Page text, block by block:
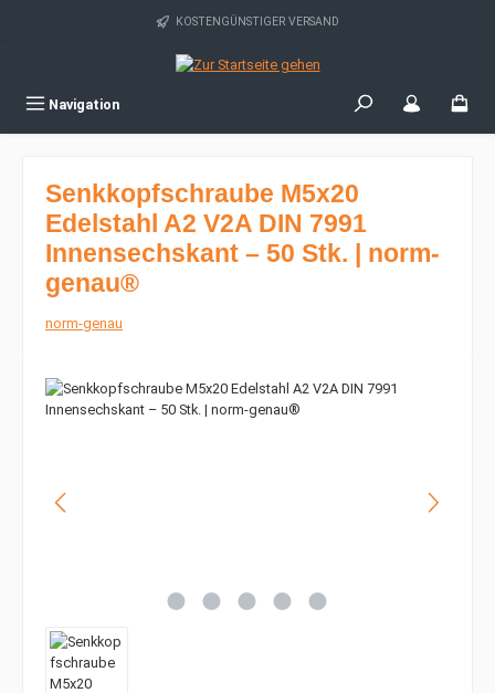
Zum Hauptinhalt springen KOSTENGÜNSTIGER VERSAND
Navigation
Senkkopfschraube M5x20
Edelstahl A2 V2A DIN 7991
Innensechskant – 50 Stk. | norm-
genau®
norm-genau
Bildergalerie überspringen